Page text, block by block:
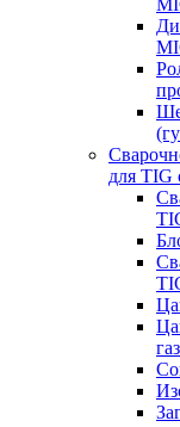
для TIG